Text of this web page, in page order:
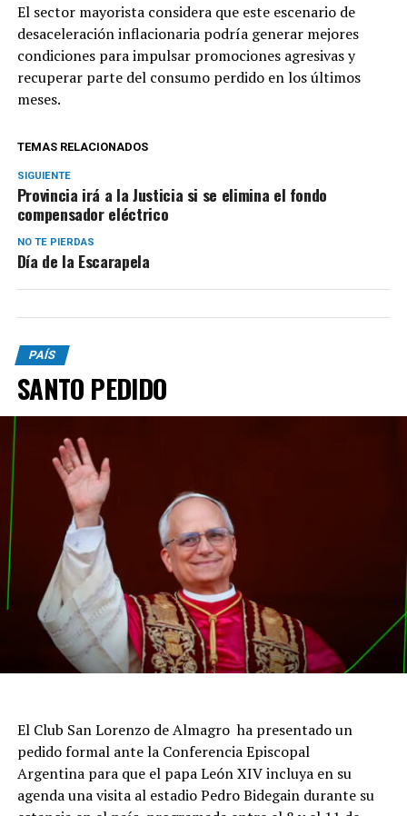
El sector mayorista considera que este escenario de
desaceleración inflacionaria podría generar mejores
condiciones para impulsar promociones agresivas y
recuperar parte del consumo perdido en los últimos
meses.
TEMAS RELACIONADOS
SIGUIENTE
Provincia irá a la Justicia si se elimina el fondo
compensador eléctrico
NO TE PIERDAS
Día de la Escarapela
PAÍS
SANTO PEDIDO
El Club San Lorenzo de Almagro ha presentado un
pedido formal ante la Conferencia Episcopal
Argentina para que el papa León XIV incluya en su
agenda una visita al estadio Pedro Bidegain durante su